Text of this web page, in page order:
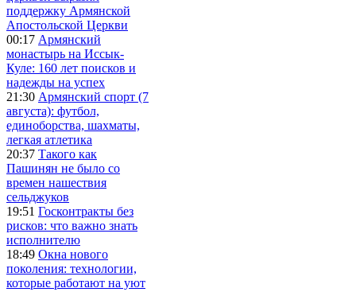
поддержку Армянской
Апостольской Церкви
00:17 Армянский
монастырь на Иссык-
Куле: 160 лет поисков и
надежды на успех
21:30 Армянский спорт (7
августа): футбол,
единоборства, шахматы,
легкая атлетика
20:37 Такого как
Пашинян не было со
времен нашествия
сельджуков
19:51 Госконтракты без
рисков: что важно знать
исполнителю
18:49 Окна нового
поколения: технологии,
которые работают на уют